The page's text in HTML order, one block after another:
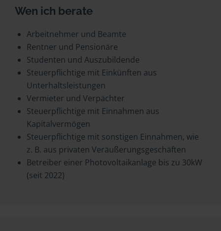
Wen ich berate
Arbeitnehmer und Beamte
Rentner und Pensionäre
Studenten und Auszubildende
Steuerpflichtige mit Einkünften aus
Unterhaltsleistungen
Vermieter und Verpächter
Steuerpflichtige mit Einnahmen aus
Kapitalvermögen
Steuerpflichtige mit sonstigen Einnahmen, wie
z. B. aus privaten Veräußerungsgeschäften
Betreiber einer Photovoltaikanlage bis zu 30kW
(seit 2022)